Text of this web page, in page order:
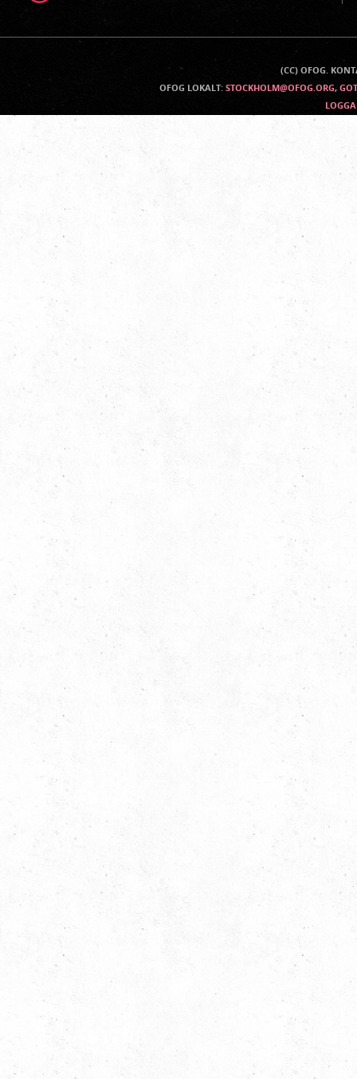
Kontaktinfo
(CC) OFOG.
OFOG LOKALT: STOCKHOLM@OFOG.ORG,